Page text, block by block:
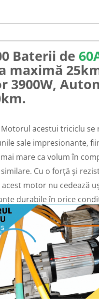
Baterii de
maximă
3900W,
acestui triciclu se
sale impresionante,
mare ca volum în
Cu o forță și
acest motor nu cedează
durabile în orice